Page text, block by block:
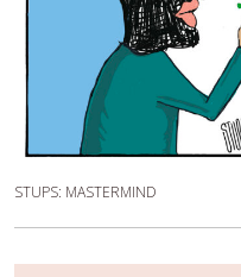
STUPS: MASTERMIND